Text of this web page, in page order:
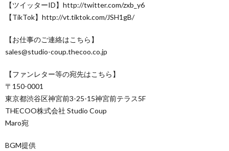
【ツイッターID】http://twitter.com/zxb_y6
【TikTok】http://vt.tiktok.com/JSH1gB/
【お仕事のご連絡はこちら】
sales@studio-coup.thecoo.co.jp
【ファンレター等の宛先はこちら】
〒150-0001
東京都渋谷区神宮前3-25-15神宮前テラス5F
THECOO株式会社 Studio Coup
Maro宛
BGM提供